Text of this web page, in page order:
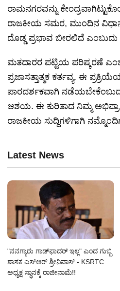
ರಾಮನಗರವನ್ನು
ರಾಜಕೀಯ ಸಮರ, ಮುಂದಿನ
ದೊಡ್ಡ ಪ್ರಭಾವ ಬೀರಲಿದೆ ಎಂಬುದು
ಮತದಾರರ ಪಟ್ಟಿಯ ಪರಿಷ್ಕರಣೆ
ಪ್ರಜಾಸತ್ತಾತ್ಮಕ ಕರ್ತವ್ಯ. ಈ
ಪಾರದರ್ಶಕವಾಗಿ
ಆಶಯ. ಈ ಕುರಿತಾದ ನಿಮ್ಮ
ರಾಜಕೀಯ ಸುದ್ದಿಗಳಿಗಾಗಿ
Latest News
"ನನಗ್ಯಾರು ಗಾಡ್‌ಫಾದರ್ ಇಲ್ಲ" ಎಂದ ಗುಬ್ಬಿ
ಶಾಸಕ ಎಸ್‌ಆರ್‌ ಶ್ರೀನಿವಾಸ್‌ - KSRTC
ಅಧ್ಯಕ್ಷ ಸ್ಥಾನಕ್ಕೆ ರಾಜೀನಾಮೆ!!